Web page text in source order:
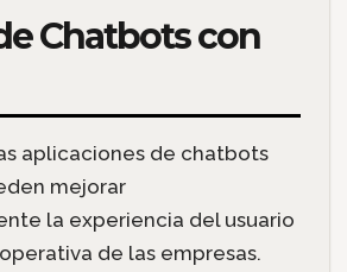
Chatbots con
aplicaciones de chatbots
mejorar
la experiencia del usuario
de las empresas.